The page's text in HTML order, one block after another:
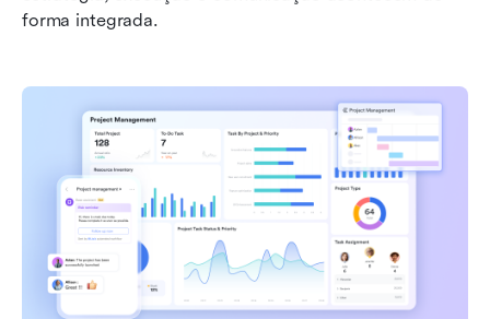
forma integrada.